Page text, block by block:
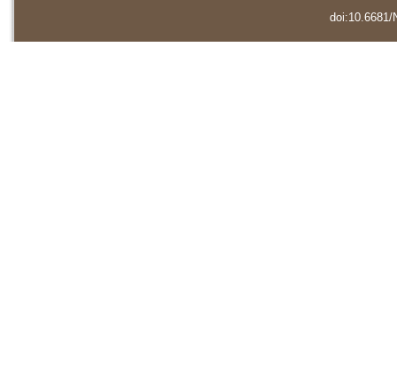
doi:10.6681/